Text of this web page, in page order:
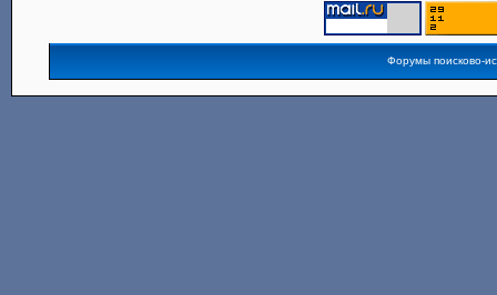
Форумы поисково-